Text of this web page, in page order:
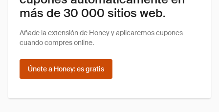
más de 30 000 sitios web.
Añade la extensión de Honey y aplicaremos cupones
cuando compres online.
Únete a Honey: es gratis